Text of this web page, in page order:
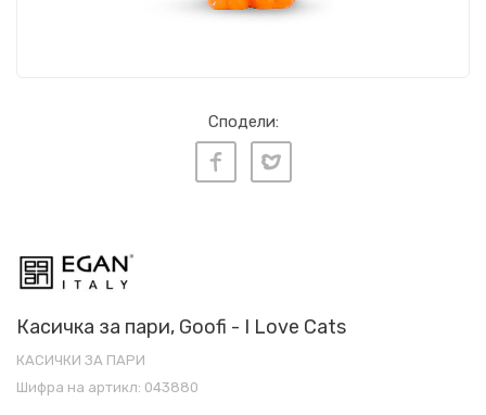
Сподели:
Касичка за пари, Goofi - I Love Cats
КАСИЧКИ ЗА ПАРИ
Шифра на артикл: 043880